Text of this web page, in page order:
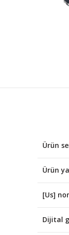
Ürün
Ürün
[Us]
Dijital